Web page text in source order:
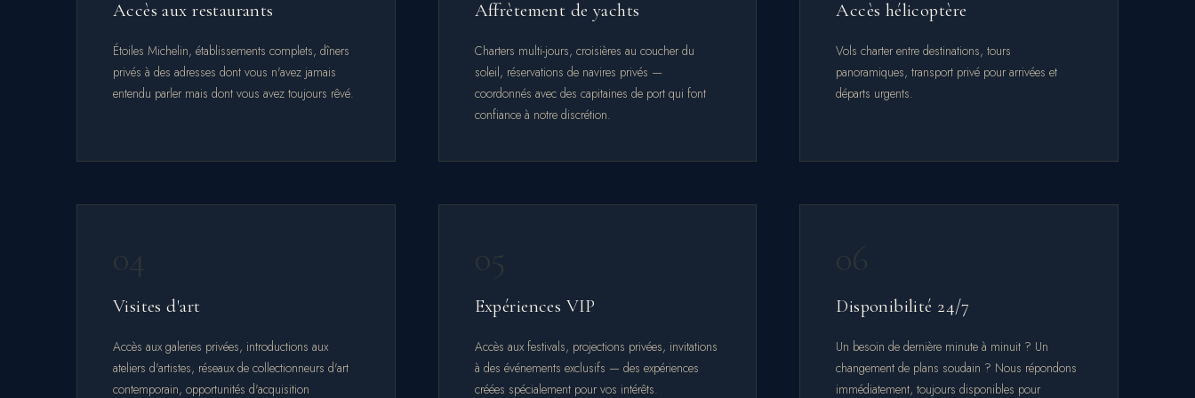
Accès aux restaurants
Étoiles Michelin, établissements complets, dîners
privés à des adresses dont vous n'avez jamais
entendu parler mais dont vous avez toujours rêvé.
Affrètement de yachts
Charters multi-jours, croisières au coucher du
soleil, réservations de navires privés —
coordonnés avec des capitaines de port qui font
confiance à notre discrétion.
Accès hélicoptère
Vols charter entre destinations, tours
panoramiques, transport privé pour arrivées et
départs urgents.
04
Visites d'art
Accès aux galeries privées, introductions aux
ateliers d'artistes, réseaux de collectionneurs d'art
contemporain, opportunités d'acquisition
05
Expériences VIP
Accès aux festivals, projections privées, invitations
à des événements exclusifs — des expériences
créées spécialement pour vos intérêts.
06
Disponibilité 24/7
Un besoin de dernière minute à minuit ? Un
changement de plans soudain ? Nous répondons
immédiatement, toujours disponibles pour